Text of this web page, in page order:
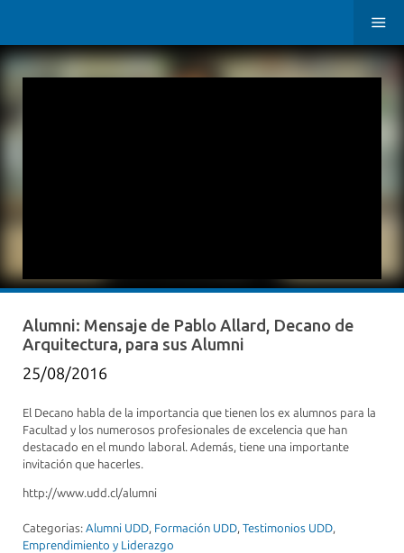
Alumni: Mensaje de Pablo Allard, Decano de
Arquitectura, para sus Alumni
25/08/2016
El Decano habla de la importancia que tienen los ex alumnos para la
Facultad y los numerosos profesionales de excelencia que han
destacado en el mundo laboral. Además, tiene una importante
invitación que hacerles.
http://www.udd.cl/alumni
Categorias: Alumni UDD, Formación UDD, Testimonios UDD,
Emprendimiento y Liderazgo